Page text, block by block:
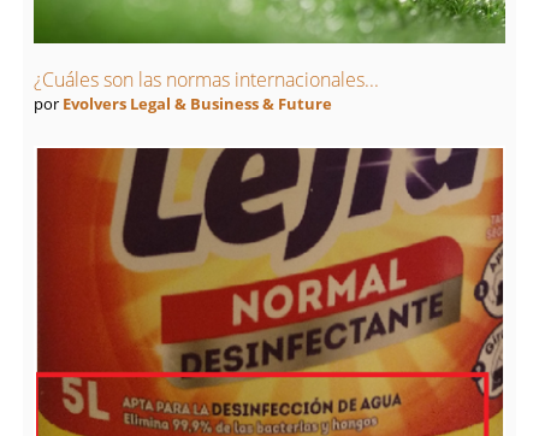
¿Cuáles son las normas internacionales...
por Evolvers Legal & Business & Future